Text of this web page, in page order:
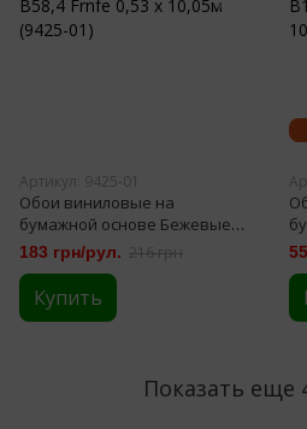
Артикул: 9425-01
Обои виниловые на
бумажной основе Бежевые
Славянские обои Comfort
В58,4 Frnfe 0,53 х 10,05м (9425-
01)
183 грн/рул. 216 грн
Купить
Показать еще